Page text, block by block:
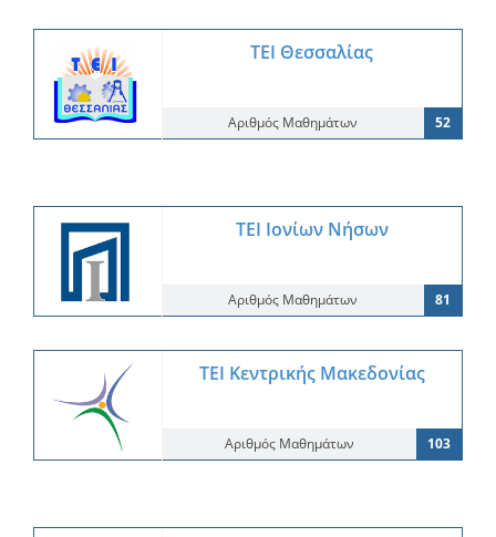
ΤΕΙ Θεσσαλίας
Αριθμός Μαθημάτων 52
ΤΕΙ Ιονίων Νήσων
Αριθμός Μαθημάτων 81
ΤΕΙ Κεντρικής Μακεδονίας
Αριθμός Μαθημάτων 103